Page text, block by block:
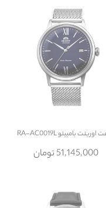
اورینت بامبینو RA-AC0019L
51,145,000 تومان